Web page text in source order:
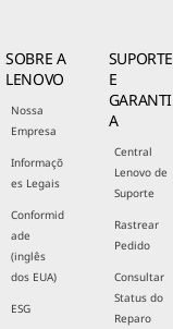
SOBRE A
LENOVO
Nossa
Empresa
Informaçõ
es Legais
Conformid
ade
(inglês
dos EUA)
ESG
SUPORTE
E
GARANTI
A
Central
Lenovo de
Suporte
Rastrear
Pedido
Consultar
Status do
Reparo